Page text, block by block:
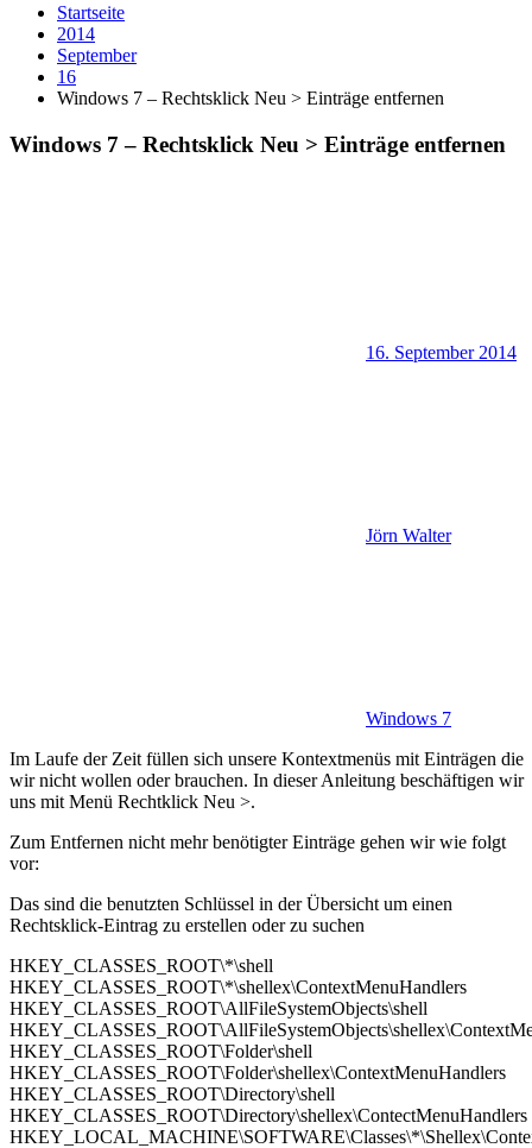
Startseite
2014
September
16
Windows 7 – Rechtsklick Neu > Einträge entfernen
Windows 7 – Rechtsklick Neu > Einträge entfernen
16. September 2014
Jörn Walter
Windows 7
Im Laufe der Zeit füllen sich unsere Kontextmenüs mit Einträgen die
wir nicht wollen oder brauchen. In dieser Anleitung beschäftigen wir
uns mit Menü Rechtklick Neu >.
Zum Entfernen nicht mehr benötigter Einträge gehen wir wie folgt
vor:
Das sind die benutzten Schlüssel in der Übersicht um einen
Rechtsklick-Eintrag zu erstellen oder zu suchen
HKEY_CLASSES_ROOT\*\shell
HKEY_CLASSES_ROOT\*\shellex\ContextMenuHandlers
HKEY_CLASSES_ROOT\AllFileSystemObjects\shell
HKEY_CLASSES_ROOT\Folder\shell
HKEY_CLASSES_ROOT\Folder\shellex\ContextMenuHandlers
HKEY_CLASSES_ROOT\Directory\shell
HKEY_CLASSES_ROOT\Directory\shellex\ContectMenuHandlers